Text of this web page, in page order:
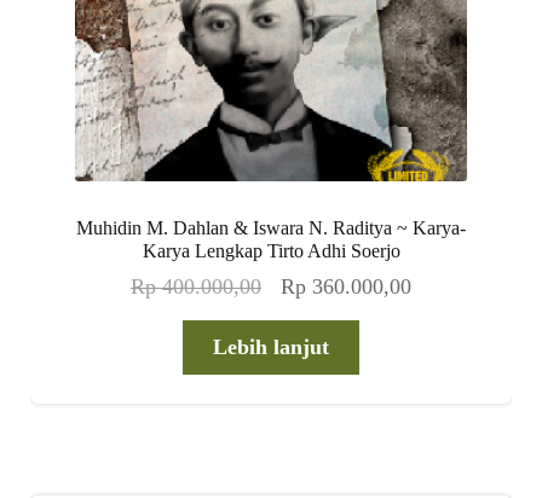
Muhidin M. Dahlan & Iswara N. Raditya ~ Karya-
Karya Lengkap Tirto Adhi Soerjo
Rp400.000,00
Harga
adalah:
Rp 360.000,00Harga
Lebih lanjut